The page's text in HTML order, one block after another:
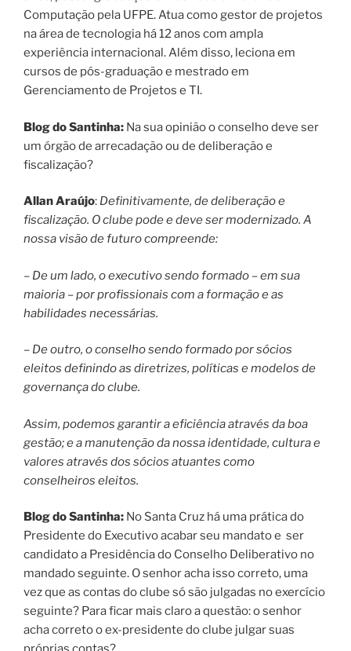
Computação pela UFPE. Atua como gestor de projetos
na área de tecnologia há 12 anos com ampla
experiência internacional. Além disso, leciona em
cursos de pós-graduação e mestrado em
Gerenciamento de Projetos e TI.
Blog do Santinha: Na sua opinião o conselho deve ser
um órgão de arrecadação ou de deliberação e
fiscalização?
Allan Araújo: Definitivamente, de deliberação e
fiscalização. O clube pode e deve ser modernizado. A
nossa visão de futuro compreende:
– De um lado, o executivo sendo formado – em sua
maioria – por profissionais com a formação e as
habilidades necessárias.
– De outro, o conselho sendo formado por sócios
eleitos definindo as diretrizes, políticas e modelos de
governança do clube.
Assim, podemos garantir a eficiência através da boa
gestão; e a manutenção da nossa identidade, cultura e
valores através dos sócios atuantes como
conselheiros eleitos.
Blog do Santinha: No Santa Cruz há uma prática do
Presidente do Executivo acabar seu mandato e ser
candidato a Presidência do Conselho Deliberativo no
mandado seguinte. O senhor acha isso correto, uma
vez que as contas do clube só são julgadas no exercício
seguinte? Para ficar mais claro a questão: o senhor
acha correto o ex-presidente do clube julgar suas